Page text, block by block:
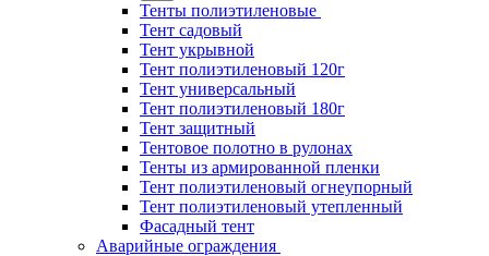
Тенты полиэтиленовые
Тент садовый
Тент укрывной
Тент полиэтиленовый 120г
Тент универсальный
Тент полиэтиленовый 180г
Тент защитный
Тентовое полотно в рулонах
Тенты из армированной пленки
Тент полиэтиленовый огнеупорный
Тент полиэтиленовый утепленный
Фасадный тент
Аварийные ограждения